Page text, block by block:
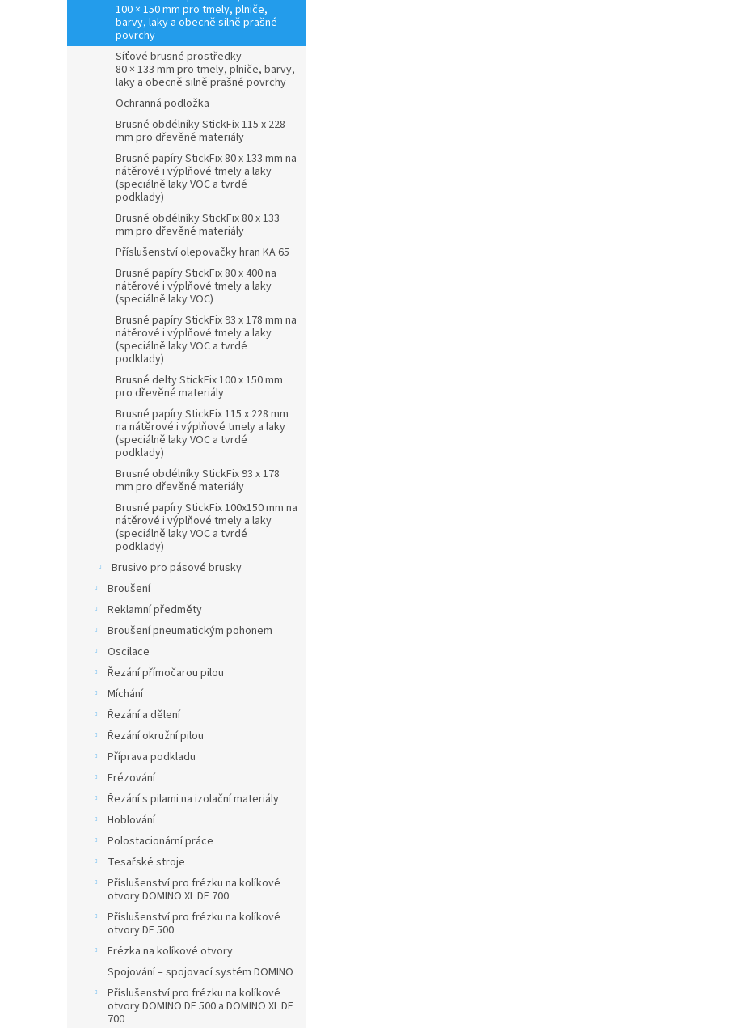
100 × 150 mm pro tmely, plniče,
barvy, laky a obecně silně prašné
povrchy
Síťové brusné prostředky
80 × 133 mm pro tmely, plniče, barvy,
laky a obecně silně prašné povrchy
Ochranná podložka
Brusné obdélníky StickFix 115 x 228
mm pro dřevěné materiály
Brusné papíry StickFix 80 x 133 mm na
nátěrové i výplňové tmely a laky
(speciálně laky VOC a tvrdé
podklady)
Brusné obdélníky StickFix 80 x 133
mm pro dřevěné materiály
Příslušenství olepovačky hran KA 65
Brusné papíry StickFix 80 x 400 na
nátěrové i výplňové tmely a laky
(speciálně laky VOC)
Brusné papíry StickFix 93 x 178 mm na
nátěrové i výplňové tmely a laky
(speciálně laky VOC a tvrdé
podklady)
Brusné delty StickFix 100 x 150 mm
pro dřevěné materiály
Brusné papíry StickFix 115 x 228 mm
na nátěrové i výplňové tmely a laky
(speciálně laky VOC a tvrdé
podklady)
Brusné obdélníky StickFix 93 x 178
mm pro dřevěné materiály
Brusné papíry StickFix 100x150 mm na
nátěrové i výplňové tmely a laky
(speciálně laky VOC a tvrdé
podklady)
Brusivo pro pásové brusky
Broušení
Reklamní předměty
Broušení pneumatickým pohonem
Oscilace
Řezání přímočarou pilou
Míchání
Řezání a dělení
Řezání okružní pilou
Příprava podkladu
Frézování
Řezání s pilami na izolační materiály
Hoblování
Polostacionární práce
Tesařské stroje
Příslušenství pro frézku na kolíkové
otvory DOMINO XL DF 700
Příslušenství pro frézku na kolíkové
otvory DF 500
Frézka na kolíkové otvory
Spojování – spojovací systém DOMINO
Příslušenství pro frézku na kolíkové
otvory DOMINO DF 500 a DOMINO XL DF
700